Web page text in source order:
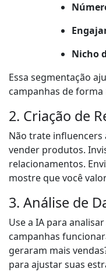
Nicho
Essa segmentação
campanhas de forma
2. Criação de
Não trate influencers
vender produtos.
relacionamentos.
mostre que você
3. Análise de
Use a IA para
campanhas
geraram mais
para ajustar suas